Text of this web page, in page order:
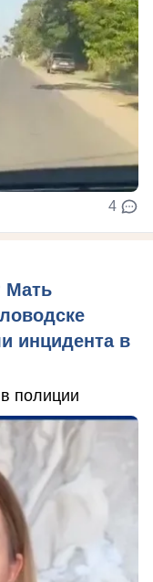
4
Мать
инцидента в
полиции